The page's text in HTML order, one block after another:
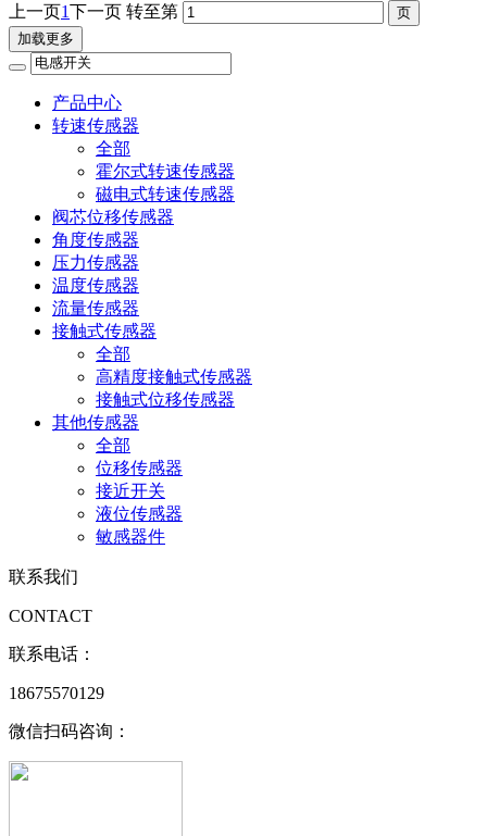
上一页1下一页 转至第
加载更多
产品中心
转速传感器
全部
霍尔式转速传感器
磁电式转速传感器
阀芯位移传感器
角度传感器
压力传感器
温度传感器
流量传感器
接触式传感器
全部
高精度接触式传感器
接触式位移传感器
其他传感器
全部
位移传感器
接近开关
液位传感器
敏感器件
联系我们
CONTACT
联系电话：
18675570129
微信扫码咨询：